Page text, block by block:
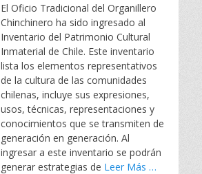
El Oficio Tradicional del Organillero
Chinchinero ha sido ingresado al
Inventario del Patrimonio Cultural
Inmaterial de Chile. Este inventario
lista los elementos representativos
de la cultura de las comunidades
chilenas, incluye sus expresiones,
usos, técnicas, representaciones y
conocimientos que se transmiten de
generación en generación. Al
ingresar a este inventario se podrán
generar estrategias de Leer Más …